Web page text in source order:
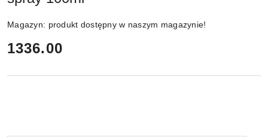
Magazyn: produkt dostępny w naszym magazynie!
cena:
1336.00